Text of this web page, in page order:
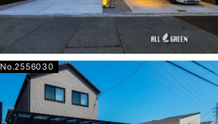
No.2556030